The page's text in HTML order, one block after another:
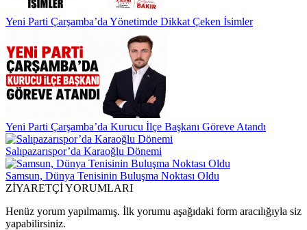
Yeni Parti Çarşamba’da Yönetimde Dikkat Çeken İsimler
Yeni Parti Çarşamba’da Kurucu İlçe Başkanı Göreve Atandı
Salıpazarıspor’da Karaoğlu Dönemi
Samsun, Dünya Tenisinin Buluşma Noktası Oldu
ZİYARETÇİ YORUMLARI
Henüz yorum yapılmamış. İlk yorumu aşağıdaki form aracılığıyla siz
yapabilirsiniz.